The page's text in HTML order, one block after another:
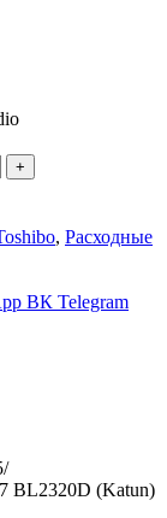
, Расходные
ВК Telegram
BL2320D (Katun)